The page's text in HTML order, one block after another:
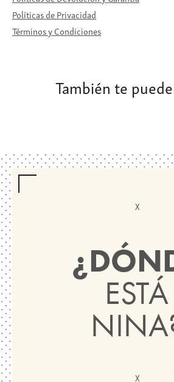
Políticas de Privacidad
Términos y Condiciones
También te
ESTÁ